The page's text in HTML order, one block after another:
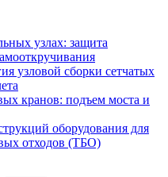
узлах: защита
узловой сборки сетчатых
кранов: подъем моста и
оборудования для
отходов (ТБО)